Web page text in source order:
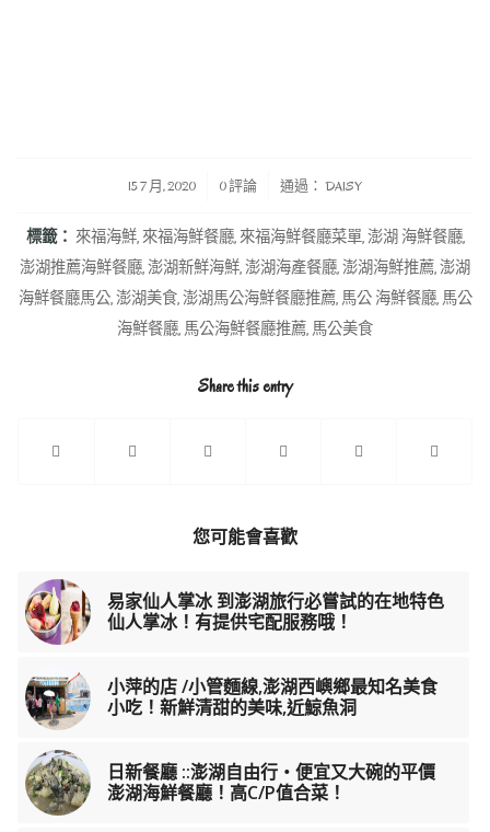
15 7 月, 2020
/ 0 評論 通過： DAISY
標籤： 來福海鮮,來福海鮮餐廳,來福海鮮餐廳菜單,澎湖 海鮮餐廳,
澎湖推薦海鮮餐廳,澎湖新鮮海鮮,澎湖海產餐廳,澎湖海鮮推薦,澎湖
海鮮餐廳馬公,澎湖美食,澎湖馬公海鮮餐廳推薦, 馬公 海鮮餐廳, 馬公
海鮮餐廳, 馬公海鮮餐廳推薦, 馬公美食
Share this entry
您可能會喜歡
易家仙人掌冰 到澎湖旅行必嘗試的在地特色
仙人掌冰！有提供宅配服務哦！
小萍的店 /小管麵線,澎湖西嶼鄉最知名美食
小吃！新鮮清甜的美味,近鯨魚洞
日新餐廳 ::澎湖自由行‧便宜又大碗的平價
澎湖海鮮餐廳！高C/P值合菜！